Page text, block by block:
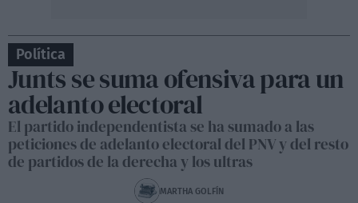
Política
Junts se suma ofensiva para un
adelanto electoral
El partido independentista se ha sumado a las
peticiones de adelanto electoral del PNV y del resto
de partidos de la derecha y los ultras
MARTHA GOLFÍN